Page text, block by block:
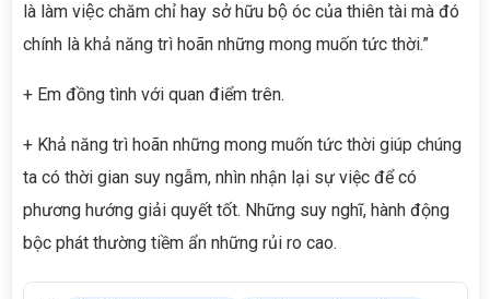
là làm việc chăm chỉ hay sở hữu bộ óc của thiên tài mà đó
chính là khả năng trì hoãn những mong muốn tức thời.”
+ Em đồng tình với quan điểm trên.
+ Khả năng trì hoãn những mong muốn tức thời giúp chúng
ta có thời gian suy ngẫm, nhìn nhận lại sự việc để có
phương hướng giải quyết tốt. Những suy nghĩ, hành động
bộc phát thường tiềm ẩn những rủi ro cao.